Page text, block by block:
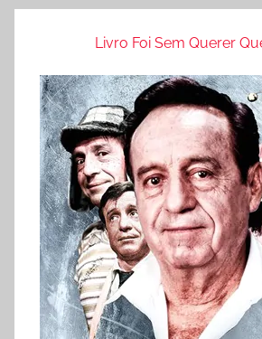
e
n
t
e
s
Livro Foi Sem Querer